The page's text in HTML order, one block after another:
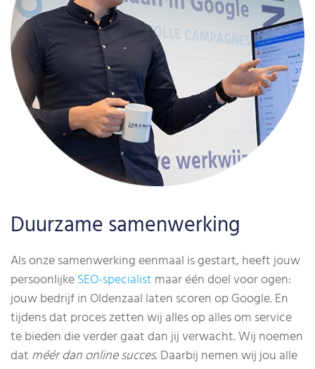
Duurzame samenwerking
Als onze samenwerking eenmaal is gestart, heeft jouw
persoonlijkeSEO-specialist maar één doel voor ogen:
jouw bedrijf in Oldenzaal laten scoren op Google. En
tijdens dat proces zetten wij alles op alles om service
te bieden die verder gaat dan jij verwacht. Wij noemen
dat méér dan online succes. Daarbij nemen wij jou alle